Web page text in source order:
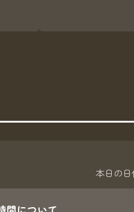
本日の日